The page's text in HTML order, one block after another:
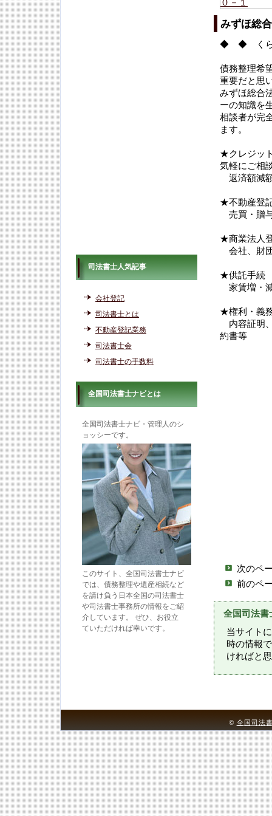
みずほ総
◆ ◆ くら
債務整理希
重要だと思
みずほ総合
ーの知識を
相談者が完
ます。
★クレジッ
気軽にご相
返済額減
★不動産登
売買・贈
★商業法人
会社、財
★供託手続
家賃増・
★権利・義
内容証明
約書等
次のペ
前のペ
全国司法書
当サイト
時の情報
ければと
司法書士人気記事
会社登記
司法書士とは
不動産登記業務
司法書士会
司法書士の手数料
全国司法書士ナビとは
全国司法書士ナビ・管理人のシ
ョッシーです。
このサイト、全国司法書士ナビ
では、債務整理や遺産相続など
を請け負う日本全国の司法書士
や司法書士事務所の情報をご紹
介しています。 ぜひ、お役立
ていただければ幸いです。
© 全国司法